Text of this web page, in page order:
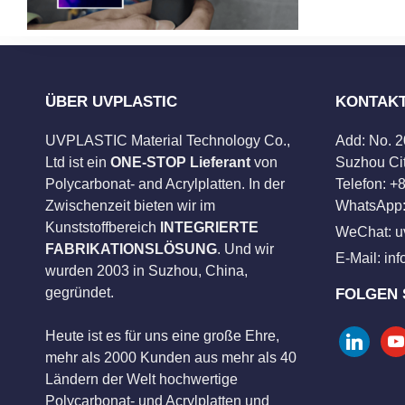
ÜBER UVPLASTIC
UVPLASTIC Material Technology Co.,
Ltd ist ein ONE-STOP Lieferant von
Polycarbonat- and Acrylplatten. In der
Zwischenzeit bieten wir im
Kunststoffbereich
INTEGRIERTE
FABRIKATIONSLÖSUNG. Und wir
wurden 2003 in Suzhou, China,
gegründet.
Heute ist es für uns eine große Ehre,
mehr als 2000 Kunden aus mehr als 40
Ländern der Welt hochwertige
Polycarbonat- und Acrylplatten und
Add: No.
Suzhou
Telefon:
WeChat:
E-Mail:
FOLGEN
linkedin